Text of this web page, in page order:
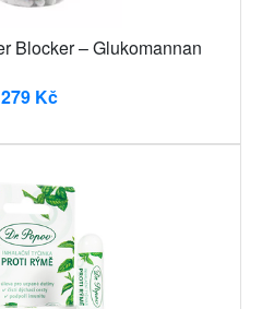
Blocker – Glukomannan
279 Kč